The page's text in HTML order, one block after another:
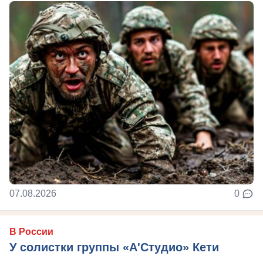
07.08.2026 0
В России
У солистки группы «А'Студио» Кети